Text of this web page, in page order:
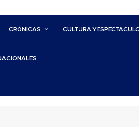
CRÓNICAS CULTURA Y ESPECTACULO